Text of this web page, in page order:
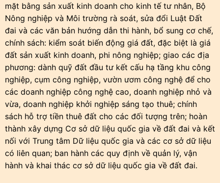
mặt bằng sản xuất kinh doanh cho kinh tế tư nhân, Bộ
Nông nghiệp và Môi trường rà soát, sửa đổi Luật Đất
đai và các văn bản hướng dẫn thi hành, bổ sung cơ chế,
chính sách: kiểm soát biến động giá đất, đặc biệt là giá
đất sản xuất kinh doanh, phi nông nghiệp; giao các địa
phương: dành quỹ đất đầu tư kết cấu hạ tầng khu công
nghiệp, cụm công nghiệp, vườn ươm công nghệ để cho
các doanh nghiệp công nghệ cao, doanh nghiệp nhỏ và
vừa, doanh nghiệp khởi nghiệp sáng tạo thuê; chính
sách hỗ trợ tiền thuê đất cho các đối tượng trên; hoàn
thành xây dựng Cơ sở dữ liệu quốc gia về đất đai và kết
nối với Trung tâm Dữ liệu quốc gia và các cơ sở dữ liệu
có liên quan; ban hành các quy định về quản lý, vận
hành và khai thác cơ sở dữ liệu quốc gia về đất đai.